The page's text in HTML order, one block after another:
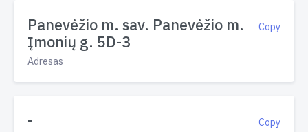
Copy
Panevėžio m. sav. Panevėžio m.
Įmonių g. 5D-3
Adresas
Copy
-